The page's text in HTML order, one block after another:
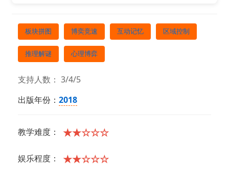
板块拼图 博奕竞速 互动记忆 区域控制
推理解谜 心理博弈
支持人数： 3/4/5
出版年份： 2018
教学难度： ★★☆☆☆
娱乐程度： ★★☆☆☆